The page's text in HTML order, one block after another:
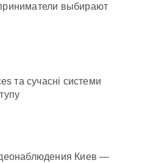
выбирают
та сучасні системи
Киев —